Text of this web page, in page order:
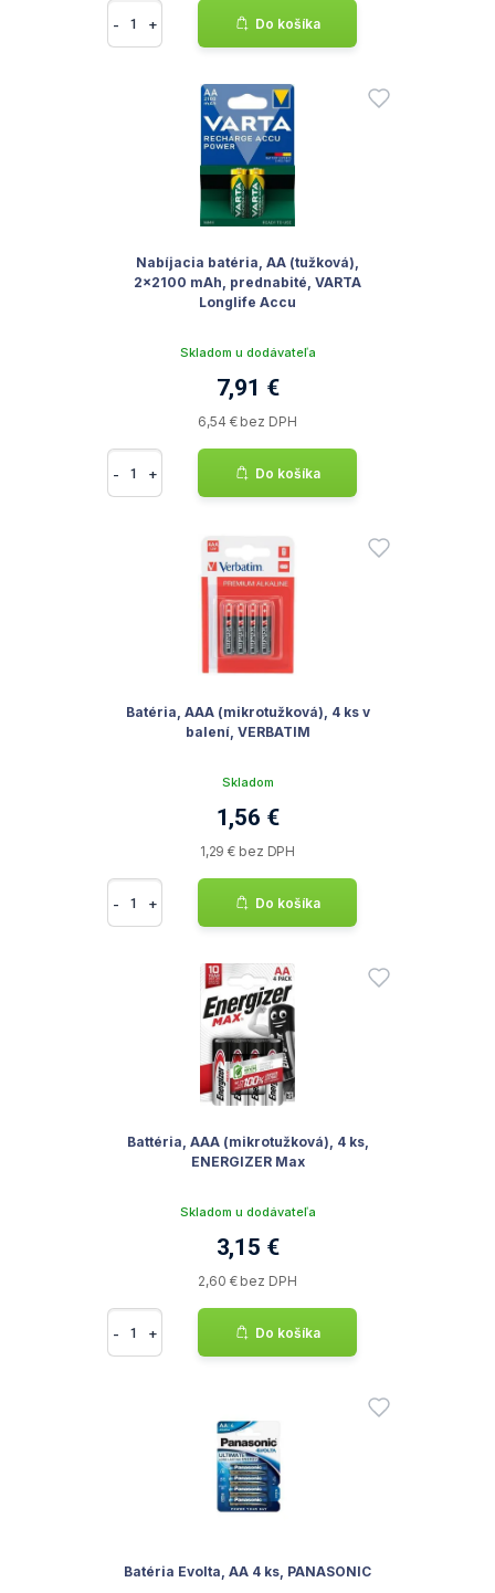
- + Do košíka
Nabíjacia batéria, AA (tužková),
2x2100 mAh, prednabité, VARTA
Longlife Accu
Skladom u dodávateľa
7,91 €
6,54 € bez DPH
- + Do košíka
Batéria, AAA (mikrotužková), 4 ks v
balení, VERBATIM
Skladom
1,56 €
1,29 € bez DPH
- + Do košíka
Battéria, AAA (mikrotužková), 4 ks,
ENERGIZER Max
Skladom u dodávateľa
3,15 €
2,60 € bez DPH
- + Do košíka
Batéria Evolta, AA 4 ks, PANASONIC